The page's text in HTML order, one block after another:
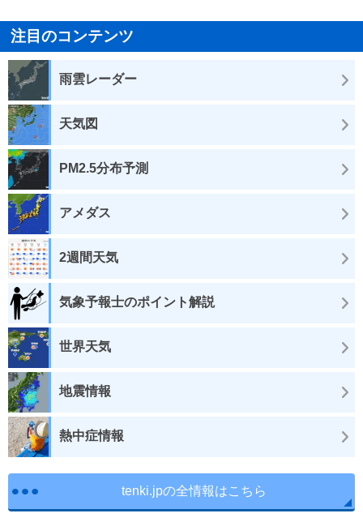
注目のコンテンツ
雨雲レーダー
天気図
PM2.5分布予測
アメダス
2週間天気
気象予報士のポイント解説
世界天気
地震情報
熱中症情報
tenki.jpの全情報はこちら